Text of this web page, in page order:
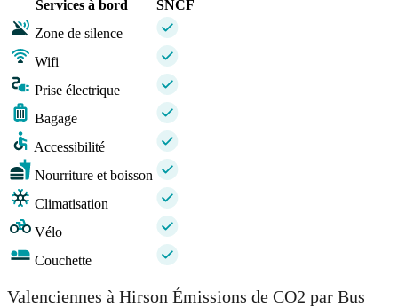
Services à bord
SNCF
Zone de silence
Wifi
Prise électrique
Bagage
Accessibilité
Nourriture et boisson
Climatisation
Vélo
Couchette
Valenciennes à Hirson Émissions de CO2 par Bus